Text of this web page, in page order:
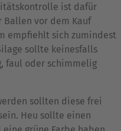
ist dafür
Ballen vor dem Kauf
empfiehlt sich zumindest
sollte keinesfalls
faul oder schimmelig
sollten diese frei
Heu sollte einen